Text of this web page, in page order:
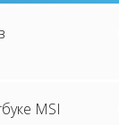
MSI